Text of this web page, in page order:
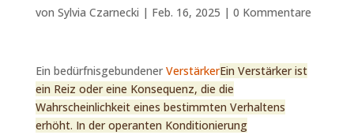
von Sylvia Czarnecki | Feb. 16, 2025 | 0 Kommentare
Ein bedürfnisgebundener VerstärkerEin Verstärker ist
ein Reiz oder eine Konsequenz, die die
Wahrscheinlichkeit eines bestimmten Verhaltens
erhöht. In der operanten Konditionierung